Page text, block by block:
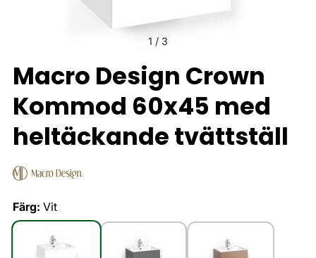
1 / 3
Macro Design Crown
Kommod 60x45 med
heltäckande tvättställ
Färg: Vit